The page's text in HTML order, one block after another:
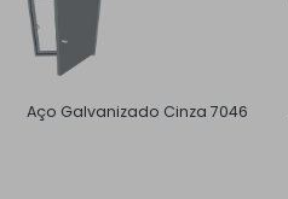
Aço Galvanizado Cinza 7046